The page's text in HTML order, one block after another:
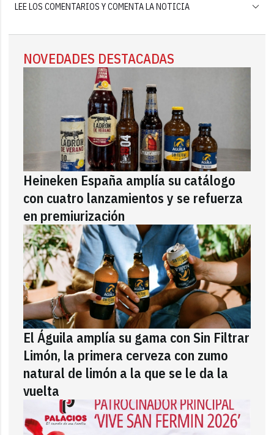
LEE LOS COMENTARIOS Y COMENTA LA NOTICIA
NOVEDADES DESTACADAS
Heineken España amplía su catálogo
con cuatro lanzamientos y se refuerza
en premiurización
El Águila amplía su gama con Sin Filtrar
Limón, la primera cerveza con zumo
natural de limón a la que se le da la
vuelta